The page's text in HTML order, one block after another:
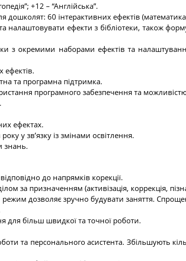
+12 – “Англійська”.
дошколят: 60 інтерактивних ефектів
ефекти з бібліотеки, також
з окремими наборами ефектів та
ефектів.
та програмна підтримка.
програмного забезпечення та
ефектах.
у зв’язку із змінами освітлення.
знань.
до напрямків корекції.
за призначенням (активізація, коррекція,
дозволяє зручно будувати заняття.
для більш швидкої та точної роботи.
та персонального асистента. Збільшують